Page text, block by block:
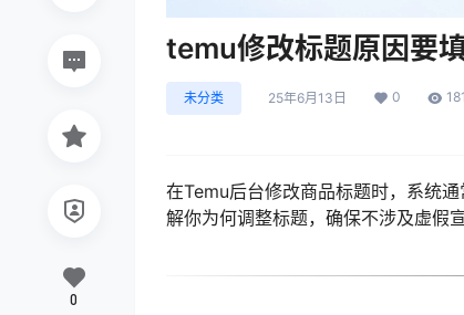
temu修改标题原因要
未分类 25年6月13日 0 181
在Temu后台修改商品标题时，系统通
解你为何调整标题，确保不涉及虚假
0